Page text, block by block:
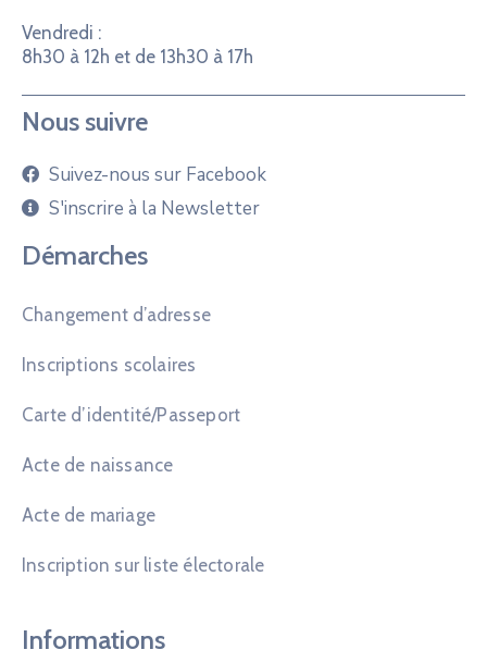
Vendredi :
8h30 à 12h et de 13h30 à 17h
Nous suivre
Suivez-nous sur Facebook
S'inscrire à la Newsletter
Démarches
Changement d’adresse
Inscriptions scolaires
Carte d’identité/Passeport
Acte de naissance
Acte de mariage
Inscription sur liste électorale
Informations